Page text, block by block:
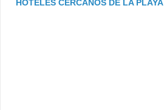
HOTELES CERCANOS DE LA PLAYA